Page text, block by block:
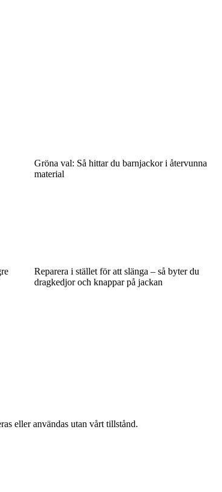
Gröna val: Så hittar du barnjackor i återvunna
material
Reparera i stället för att slänga – så byter du
dragkedjor och knappar på jackan
eller användas utan vårt tillstånd.